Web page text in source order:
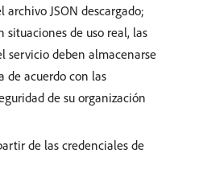
archivo JSON descargado;
situaciones de uso real, las
servicio deben almacenarse
de acuerdo con las
de su organización
de las credenciales de